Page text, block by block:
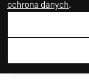
ochrona danych.
GNIAZD
AMIO